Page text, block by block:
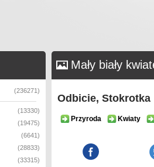
(236271)
(13330)
(19475)
(6641)
(28833)
(33315)
Mały biały
Odbicie, Stokrotka
Przyroda Kwiaty